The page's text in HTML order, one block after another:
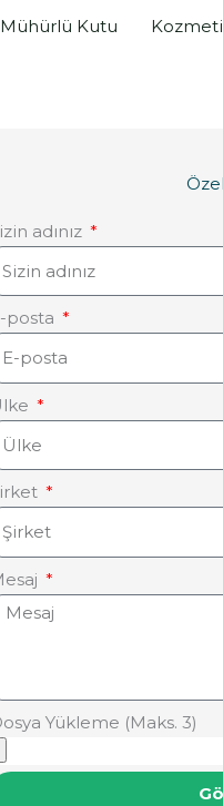
Kutu
adınız
posta
Yükleme (Maks. 3)